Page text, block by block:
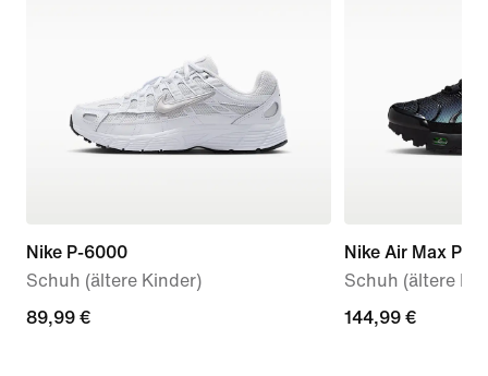
Nike P-6000
Schuh (ältere Kinder)
89,99 €
89,99 €
Nike Air Max Plus
Schuh (ältere
144,99 €
144,99 €